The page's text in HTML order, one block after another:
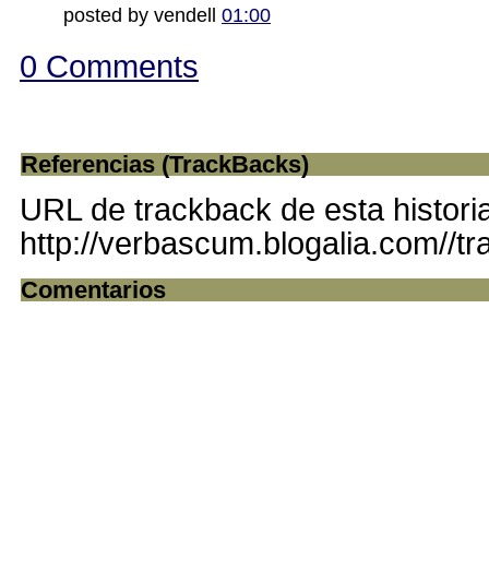
posted by vendell 01:00
0 Comments
Referencias (TrackBacks)
URL de trackback de esta
http://verbascum.blogalia.com//
Comentarios